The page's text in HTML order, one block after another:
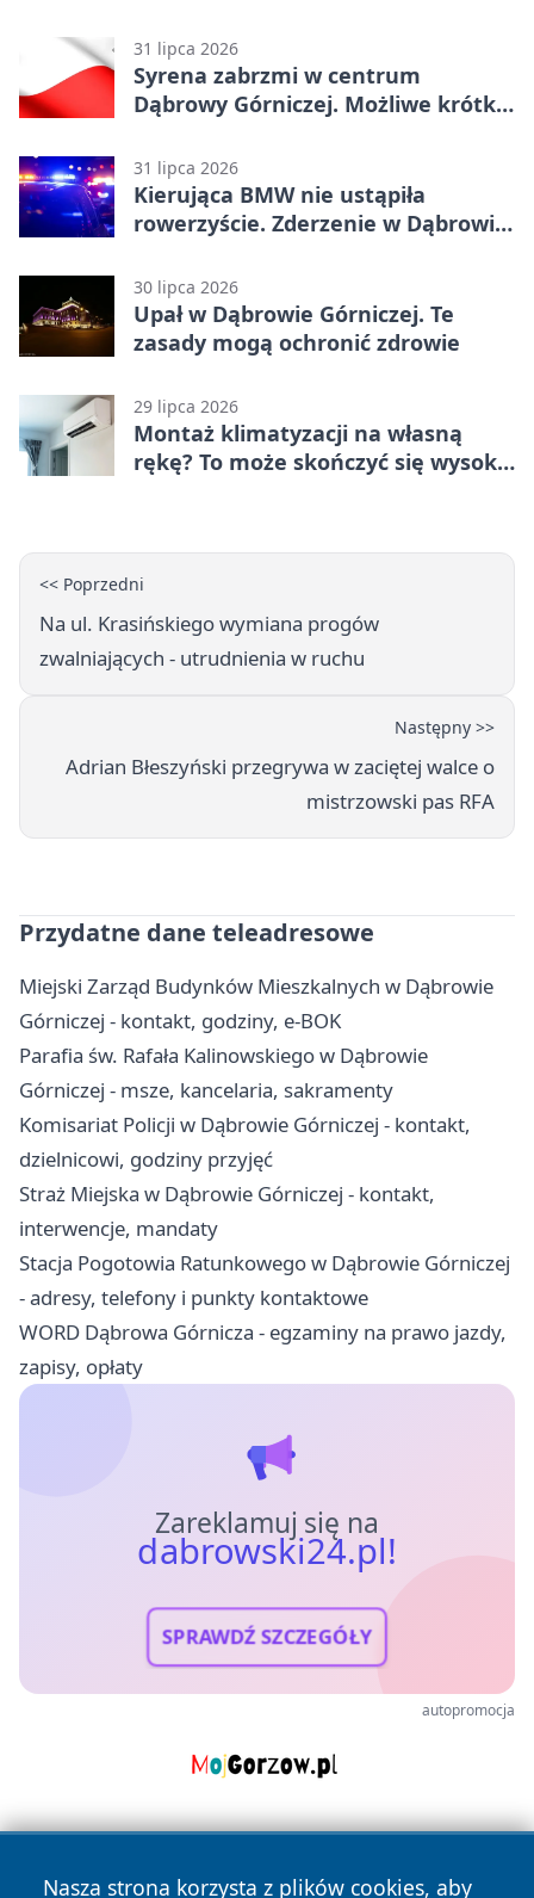
31 lipca 2026
Syrena zabrzmi w centrum
Dąbrowy Górniczej. Możliwe krótkie
31 lipca 2026
Kierująca BMW nie ustąpiła
rowerzyście. Zderzenie w Dąbrowie
30 lipca 2026
Upał w Dąbrowie Górniczej. Te
zasady mogą ochronić zdrowie
29 lipca 2026
Montaż klimatyzacji na własną
rękę? To może skończyć się wysoką
<< Poprzedni
Na ul. Krasińskiego wymiana progów
zwalniających - utrudnienia w ruchu
Następny >>
Adrian Błeszyński przegrywa w zaciętej walce o
mistrzowski pas RFA
Przydatne dane teleadresowe
Miejski Zarząd Budynków Mieszkalnych w Dąbrowie
Górniczej - kontakt, godziny, e-BOK
Parafia św. Rafała Kalinowskiego w Dąbrowie
Górniczej - msze, kancelaria, sakramenty
Komisariat Policji w Dąbrowie Górniczej - kontakt,
dzielnicowi, godziny przyjęć
Straż Miejska w Dąbrowie Górniczej - kontakt,
interwencje, mandaty
Stacja Pogotowia Ratunkowego w Dąbrowie Górniczej
- adresy, telefony i punkty kontaktowe
WORD Dąbrowa Górnicza - egzaminy na prawo jazdy,
zapisy, opłaty
Zareklamuj się na
dabrowski24.pl!
SPRAWDŹ SZCZEGÓŁY
autopromocja
Nasza strona korzysta z plików cookies, aby